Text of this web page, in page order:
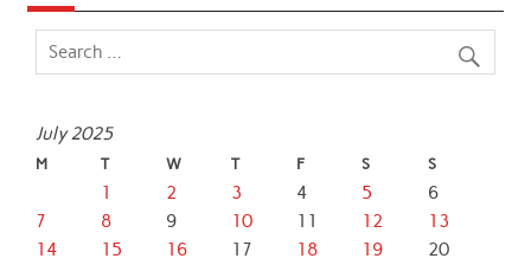
July 2025
M T W T F S S
1 2 3 4 5
6
7
8 9 10 11 12
13
14
15 16 17 18 19
20